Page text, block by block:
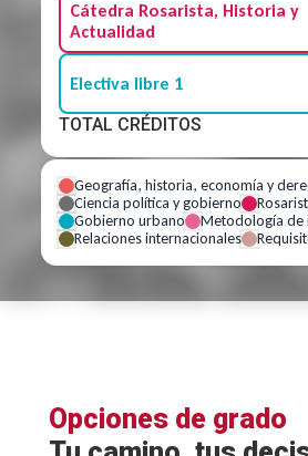
Cátedra Rosarista, Historia y
Actualidad
Electiva libre 1
TOTAL CRÉDITOS
Geografía, historia, economía y
Ciencia política y gobierno
Gobierno urbano
Metodología de
Relaciones internacionales
Opciones de grado